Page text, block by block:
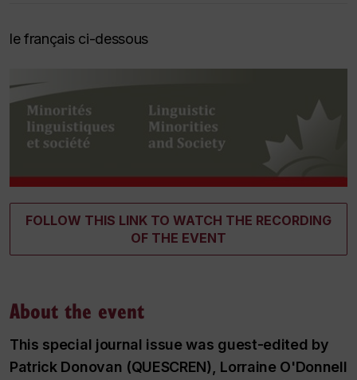
le français ci-dessous
FOLLOW THIS LINK TO WATCH THE RECORDING
OF THE EVENT
About the event
This special journal issue was guest-edited by
Patrick Donovan (QUESCREN), Lorraine O'Donnell